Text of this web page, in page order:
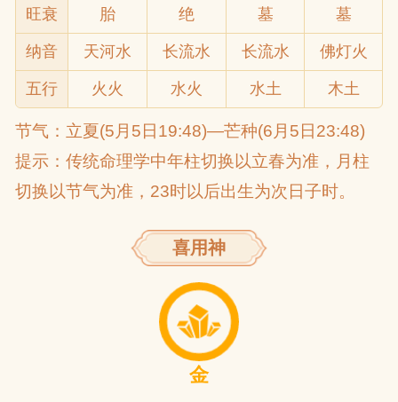
旺衰 胎 绝 墓 墓
纳音 天河水 长流水 长流水 佛灯火
五行 火火 水火 水土 木土
节气：立夏(5月5日19:48)—芒种(6月5日23:48)
提示：传统命理学中年柱切换以立春为准，月柱
切换以节气为准，23时以后出生为次日子时。
喜用神
金